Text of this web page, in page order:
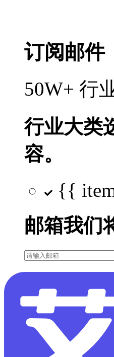
订阅邮件
50W+ 行
行业大类
容。
{{
邮箱我们